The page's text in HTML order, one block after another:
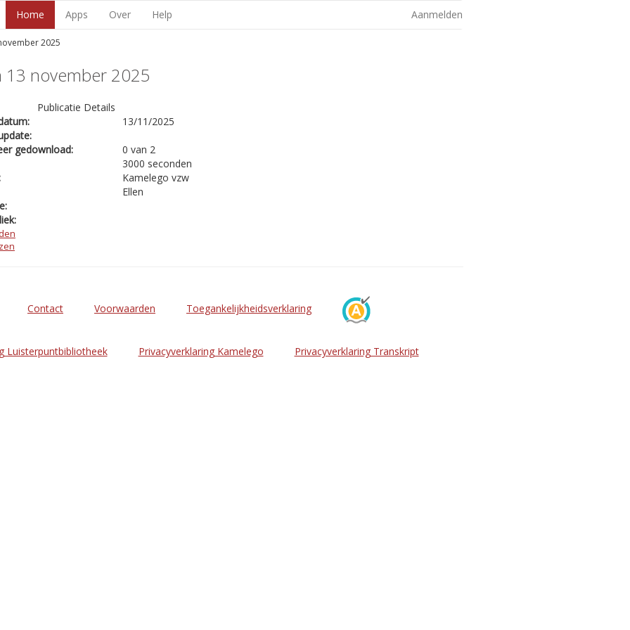
Home Apps Over Help Aanmelden
2025
13 november 2025
Publicatie Details
13/11/2025
gedownload:
0 van 2
3000 seconden
Kamelego vzw
Ellen
Contact Voorwaarden Toegankelijkheidsverklaring
Luisterpuntbibliotheek Privacyverklaring Kamelego Privacyverklaring Transkript